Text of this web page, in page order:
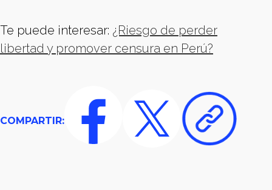
Te puede interesar: ¿Riesgo de perder
libertad y promover censura en Perú?
COMPARTIR: